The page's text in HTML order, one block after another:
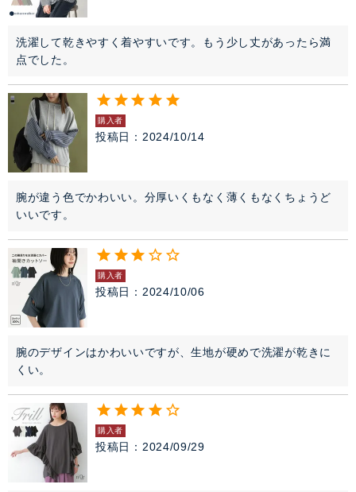
洗濯して乾きやすく着やすいです。もう少し丈があったら満
点でした。
購入者
投稿日 2024/10/14
腕が違う色でかわいい。分厚いくもなく薄くもなくちょうど
いいです。
購入者
投稿日 2024/10/06
腕のデザインはかわいいですが、生地が硬めで洗濯が乾きに
くい。
購入者
投稿日 2024/09/29